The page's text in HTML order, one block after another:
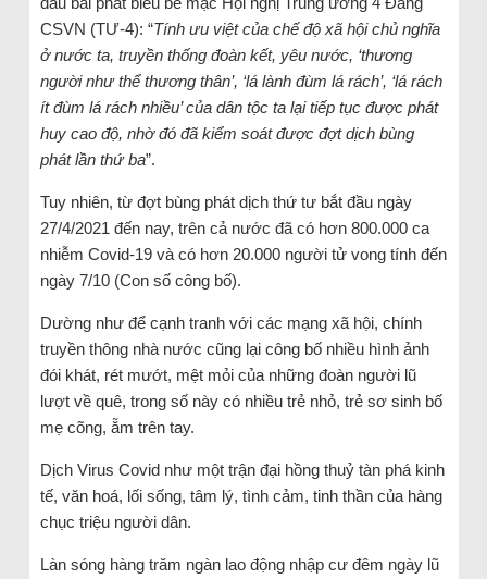
CSVN (TƯ-4): “Tính ưu việt của chế độ xã hội chủ nghĩa
ở nước ta, truyền thống đoàn kết, yêu nước, ‘thương
người như thể thương thân’, ‘lá lành đùm lá rách’, ‘lá rách
ít đùm lá rách nhiều’ của dân tộc ta lại tiếp tục được phát
huy cao độ, nhờ đó đã kiểm soát được đợt dịch bùng
phát lần thứ ba”.
Tuy nhiên, từ đợt bùng phát dịch thứ tư bắt đầu ngày
27/4/2021 đến nay, trên cả nước đã có hơn 800.000 ca
nhiễm Covid-19 và có hơn 20.000 người tử vong tính đến
ngày 7/10 (Con số công bố).
Dường như để cạnh tranh với các mạng xã hội, chính
truyền thông nhà nước cũng lại công bố nhiều hình ảnh
đói khát, rét mướt, mệt mỏi của những đoàn người lũ
lượt về quê, trong số này có nhiều trẻ nhỏ, trẻ sơ sinh bố
mẹ cõng, ẵm trên tay.
Dịch Virus Covid như một trận đại hồng thuỷ tàn phá kinh
tế, văn hoá, lối sống, tâm lý, tình cảm, tinh thần của hàng
chục triệu người dân.
Làn sóng hàng trăm ngàn lao động nhập cư đêm ngày lũ